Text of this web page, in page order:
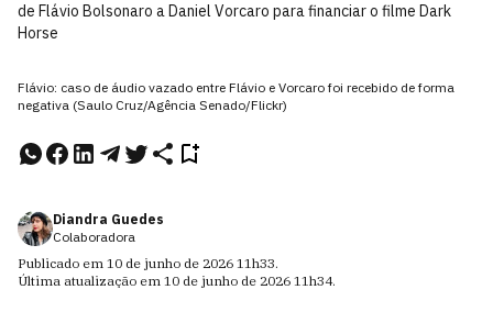
de Flávio Bolsonaro a Daniel Vorcaro para financiar o filme Dark
Horse
Flávio: caso de áudio vazado entre Flávio e Vorcaro foi recebido de forma
negativa (Saulo Cruz/Agência Senado/Flickr)
Diandra Guedes
Colaboradora
Publicado em 10 de junho de 2026 11h33.
Última atualização em 10 de junho de 2026 11h34.